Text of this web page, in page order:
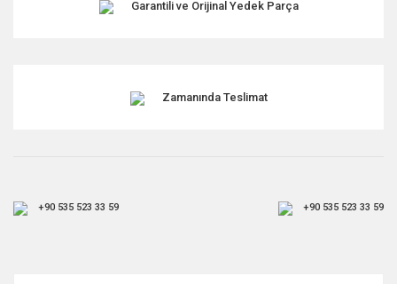
Garantili ve Orijinal Yedek Parça
Zamanında Teslimat
+90 535 523 33 59 +90 535 523 33 59